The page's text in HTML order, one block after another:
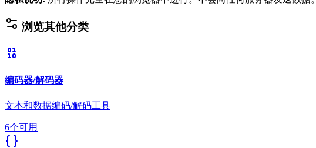
浏览其他分类
编码器/解码器
文本和数据编码/解码工具
6个可用